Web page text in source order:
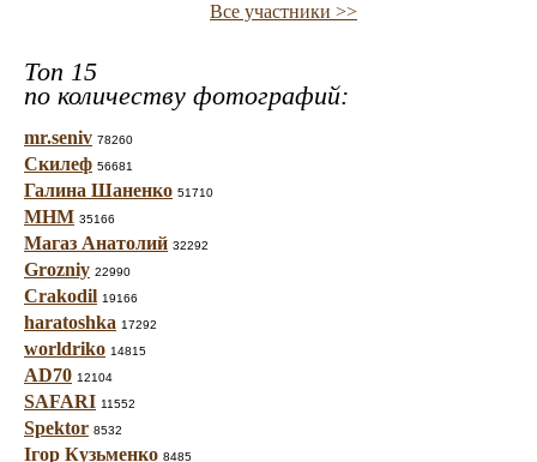
Все участники >>
Топ 15
по количеству фотографий:
mr.seniv 78260
Скилеф 56681
Галина Шаненко 51710
МНМ 35166
Магаз Анатолий 32292
Grozniy 22990
Crakodil 19166
haratoshka 17292
worldriko 14815
AD70 12104
SAFARI 11552
Spektor 8532
Ігор Кузьменко 8485